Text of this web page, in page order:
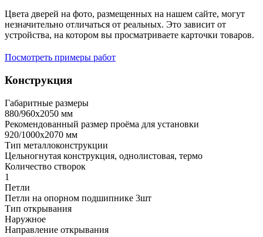
Цвета дверей на фото, размещенных на нашем сайте, могут
незначительно отличаться от реальных. Это зависит от
устройства, на котором вы просматриваете карточки товаров.
Посмотреть примеры работ
Конструкция
Габаритные размеры
880/960х2050 мм
Рекомендованный размер проёма для установки
920/1000х2070 мм
Тип металлоконструкции
Цельногнутая конструкция, однолистовая, термо
Количество створок
1
Петли
Петли на опорном подшипнике 3шт
Тип открывания
Наружное
Направление открывания